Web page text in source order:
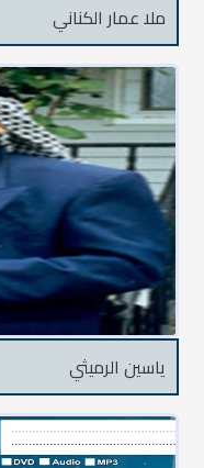
ملا عمار الكناني
ياسين الرميثي